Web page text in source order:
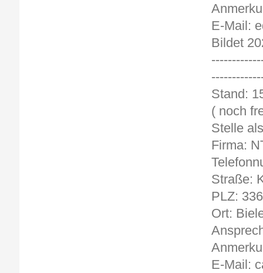
E-Mail:
Bildet
( noch
Stelle
Firma:
Straße:
PLZ:
Ort:
E-Mail: